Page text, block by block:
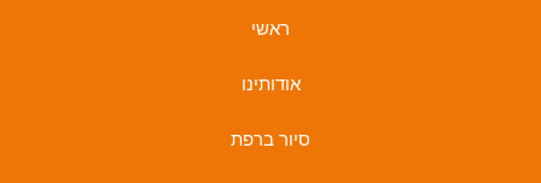
ראשי
אודותינו
סיור ברפת